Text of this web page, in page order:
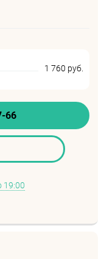
1 760 руб.
66
19:00